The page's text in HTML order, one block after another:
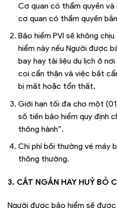
Cơ quan có thẩm quyền và
cơ quan có thẩm quyền
Bảo hiểm PVI sẽ không
hiểm này nếu Người được
bay hay tài liệu du lịch ở
coi cẩn thận và việc bất
bị mất hoặc tổn thất.
Giới hạn tối đa cho một
số tiền bảo hiểm quy định
thông hành”.
Chi phí bồi thường vé máy
thông thường.
3. CẮT NGẮN HAY HUỶ BỎ
Người được bảo hiểm sẽ